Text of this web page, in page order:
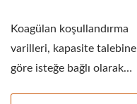
Koagülan koşullandırma
varilleri, kapasite talebine
göre isteğe bağlı olarak